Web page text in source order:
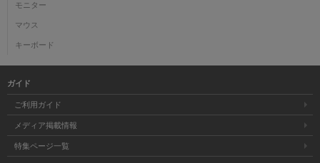
モニター
マウス
キーボード
ガイド
ご利用ガイド
メディア掲載情報
特集ページ一覧